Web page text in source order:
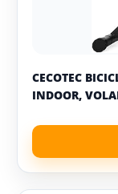
CECOTEC
INDOOR,